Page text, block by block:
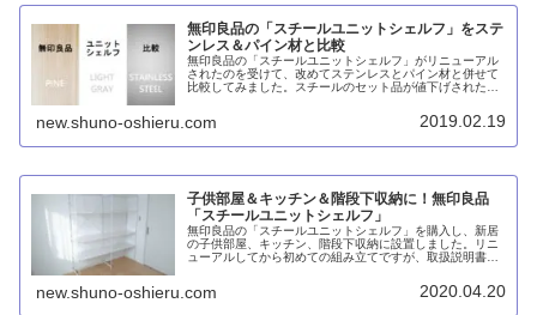
無印良品の「スチールユニットシェルフ」をステ
ンレス＆パイン材と比較
無印良品の「スチールユニットシェルフ」がリニューアル
されたのを受けて、改めてステンレスとパイン材と併せて
比較してみました。スチールのセット品が値下げされたこ
ションパーツの多さでは現状はステンレスのほうが優位と
言えます。
new.shuno-oshieru.com 2019.02.19
子供部屋＆キッチン＆階段下収納に！無印良品
「スチールユニットシェルフ」
無印良品の「スチールユニットシェルフ」を購入し、新居
の子供部屋、キッチン、階段下収納に設置しました。リニ
ューアルしてから初めての組み立てですが、取扱説明書を
のフィェルキンゲなんかに比べると組み立てはしやすい
し、梱包もユーザーファーストでシッカリしています。
new.shuno-oshieru.com 2020.04.20